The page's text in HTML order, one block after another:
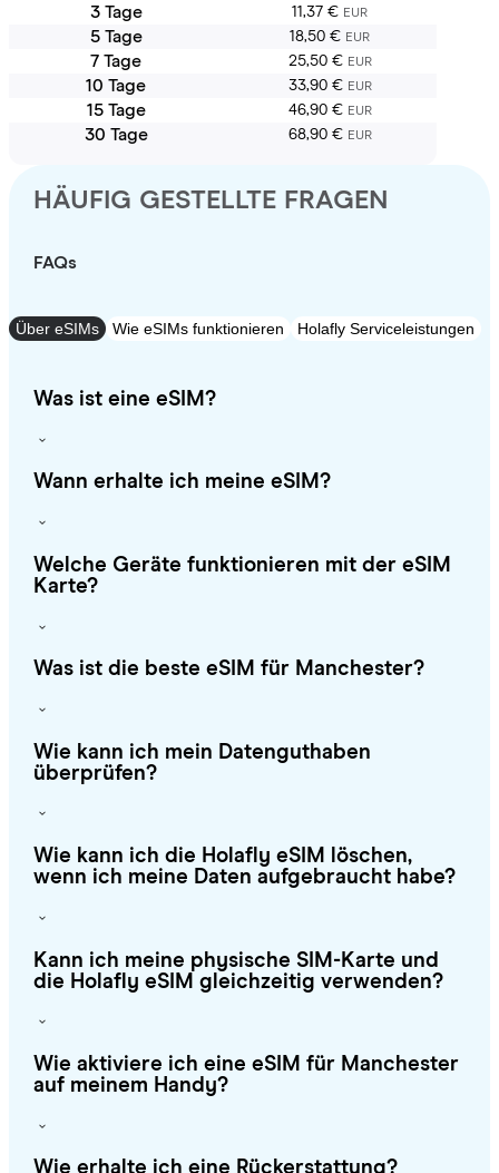
3 Tage 11,37 € EUR
5 Tage 18,50 € EUR
7 Tage 25,50 € EUR
10 Tage 33,90 € EUR
15 Tage 46,90 € EUR
30 Tage 68,90 € EUR
HÄUFIG GESTELLTE FRAGEN
FAQs
Über eSIMs Wie eSIMs funktionieren Holafly Serviceleistungen
Was ist eine eSIM?
Wann erhalte ich meine eSIM?
Welche Geräte funktionieren mit der eSIM
Karte?
Was ist die beste eSIM für Manchester?
Wie kann ich mein Datenguthaben
überprüfen?
Wie kann ich die Holafly eSIM löschen,
wenn ich meine Daten aufgebraucht habe?
Kann ich meine physische SIM-Karte und
die Holafly eSIM gleichzeitig verwenden?
Wie aktiviere ich eine eSIM für Manchester
auf meinem Handy?
Wie erhalte ich eine Rückerstattung?